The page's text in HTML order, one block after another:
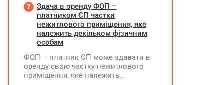
одна дитина загинула. Як надалі
правильно застосовувати ПСП?
Працівниця має подати нову заяву
на застосування ПСП?
Здача в оренду ФОП –
платником ЄП частки
нежитлового приміщення, яке
належить декільком фізичним
особам
ФОП – платник ЄП може здавати в
оренду свою частку нежитлового
приміщення, яке належить